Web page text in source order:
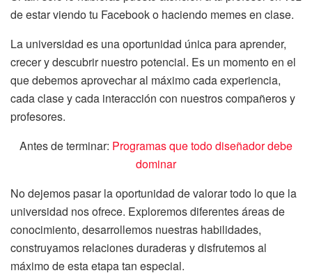
de estar viendo tu Facebook o haciendo memes en clase.
La universidad es una oportunidad única para aprender,
crecer y descubrir nuestro potencial. Es un momento en el
que debemos aprovechar al máximo cada experiencia,
cada clase y cada interacción con nuestros compañeros y
profesores.
Antes de terminar: Programas que todo diseñador debe
dominar
No dejemos pasar la oportunidad de valorar todo lo que la
universidad nos ofrece. Exploremos diferentes áreas de
conocimiento, desarrollemos nuestras habilidades,
construyamos relaciones duraderas y disfrutemos al
máximo de esta etapa tan especial.